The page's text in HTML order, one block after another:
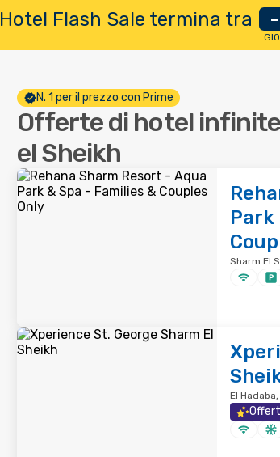
Hotel Flash Sale termina tra
N. 1 per il prezzo con Prime
Offerte di hotel
el Sheikh
Park
Sharm El
El